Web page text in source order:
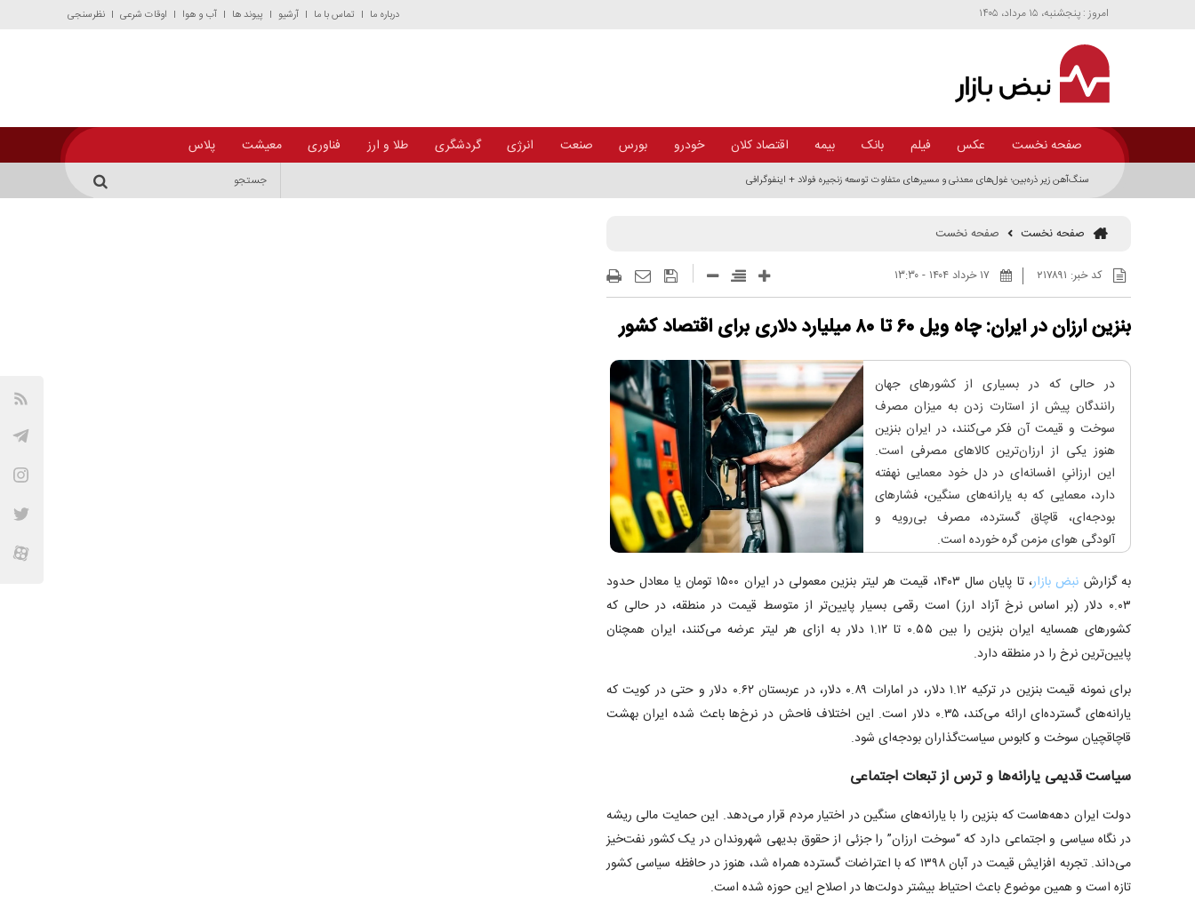
امروز : پنجشنبه، ۱۵ مرداد، ۱۴۰۵ درباره ما تماس با ما آرشیو پیوند ها آب و هوا اوقات شرعی نظرسنجی
صفحه نخست عکس فیلم بانک بیمه اقتصاد کلان خودرو بورس صنعت انرژی گردشگری طلا و ارز فناوری معیشت پلاس
سنگ‌آهن زیر ذره‌بین؛ غول‌های معدنی و مسیر‌های متفاوت توسعه زنجیره فولاد + اینفوگرافی
صفحه نخست صفحه نخست
کد خبر: ۲۱۷۸۹۱ ۱۷ خرداد ۱۴۰۴ - ۱۳:۳۰
بنزین ارزان در ایران: چاه ویل ۶۰ تا ۸۰ میلیارد دلاری برای اقتصاد کشور
در حالی که در بسیاری از کشور‌های جهان
رانندگان پیش از استارت زدن به میزان مصرف
سوخت و قیمت آن فکر می‌کنند، در ایران بنزین
هنوز یکی از ارزان‌ترین کالا‌های مصرفی است.
این ارزانیِ افسانه‌ای در دل خود معمایی نهفته
دارد، معمایی که به یارانه‌های سنگین، فشار‌های
بودجه‌ای، قاچاق گسترده، مصرف بی‌رویه و
آلودگی هوای مزمن گره خورده است.
به گزارش نبض بازار
، تا پایان سال ۱۴۰۳، قیمت هر لیتر بنزین معمولی در ایران ۱۵۰۰ تومان یا معادل حدود
۰.۰۳ دلار (بر اساس نرخ آزاد ارز) است رقمی بسیار پایین‌تر از متوسط قیمت در منطقه، در حالی که
کشور‌های همسایه ایران بنزین را بین ۰.۵۵ تا ۱.۱۲ دلار به ازای هر لیتر عرضه می‌کنند، ایران همچنان
پایین‌ترین نرخ را در منطقه دارد.
برای نمونه قیمت بنزین در ترکیه ۱.۱۲ دلار، در امارات ۰.۸۹ دلار، در عربستان ۰.۶۲ دلار و حتی در کویت که
یارانه‌های گسترده‌ای ارائه می‌کند، ۰.۳۵ دلار است. این اختلاف فاحش در نرخ‌ها باعث شده ایران بهشت
قاچاقچیان سوخت و کابوس سیاست‌گذاران بودجه‌ای شود.
سیاست قدیمی یارانه‌ها و ترس از تبعات اجتماعی
دولت ایران دهه‌هاست که بنزین را با یارانه‌های سنگین در اختیار مردم قرار می‌دهد. این حمایت مالی ریشه
در نگاه سیاسی و اجتماعی دارد که “سوخت ارزان” را جزئی از حقوق بدیهی شهروندان در یک کشور نفت‌خیز
می‌داند. تجربه افزایش قیمت در آبان ۱۳۹۸ که با اعتراضات گسترده همراه شد، هنوز در حافظه سیاسی کشور
تازه است و همین موضوع باعث احتیاط بیشتر دولت‌ها در اصلاح این حوزه شده است.